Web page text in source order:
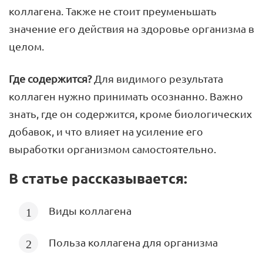
коллагена. Также не стоит преуменьшать
значение его действия на здоровье организма в
целом.
Где содержится? Для видимого результата
коллаген нужно принимать осознанно. Важно
знать, где он содержится, кроме биологических
добавок, и что влияет на усиление его
выработки организмом самостоятельно.
В статье рассказывается:
Виды коллагена
Польза коллагена для организма